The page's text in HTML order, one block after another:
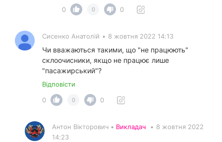
0 0 0
Сисенко Анатолій • 8 жовтня 2022 14:13
Чи вважаються такими, що "не працюють"
склоочисники, якщо не працює лише
"пасажирський"?
Відповісти
0
0 0
Антон Вікторович • Викладач • 8 жовтня 2022
14:23